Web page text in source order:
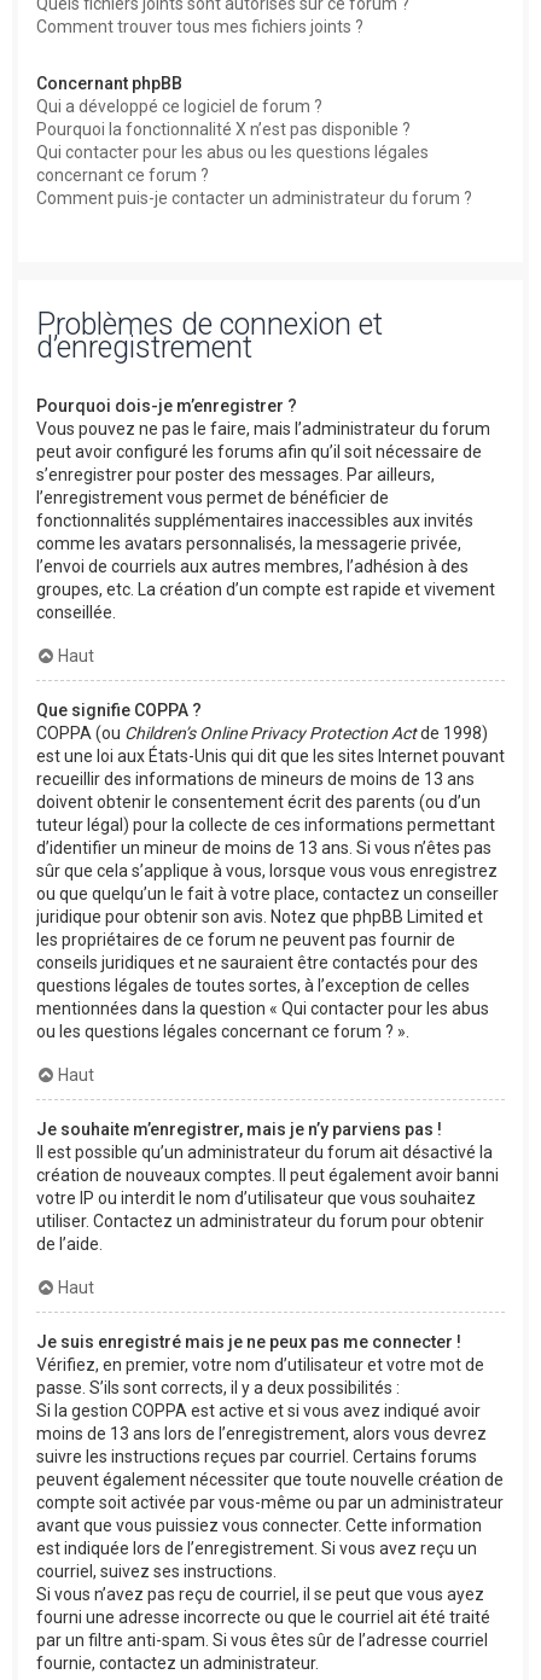
Comment trouver tous mes fichiers joints ?
Concernant phpBB
Qui a développé ce logiciel de forum ?
Pourquoi la fonctionnalité X n’est pas disponible ?
Qui contacter pour les abus ou les questions légales
concernant ce forum ?
Comment puis-je contacter un administrateur du forum ?
Problèmes de connexion et
d’enregistrement
Pourquoi dois-je m’enregistrer ?
Vous pouvez ne pas le faire, mais l’administrateur du forum
peut avoir configuré les forums afin qu’il soit nécessaire de
s’enregistrer pour poster des messages. Par ailleurs,
l’enregistrement vous permet de bénéficier de
fonctionnalités supplémentaires inaccessibles aux invités
comme les avatars personnalisés, la messagerie privée,
l’envoi de courriels aux autres membres, l’adhésion à des
groupes, etc. La création d’un compte est rapide et vivement
conseillée.
Haut
Que signifie COPPA ?
COPPA (ou Children’s Online Privacy Protection Actde 1998)
est une loi aux États-Unis qui dit que les sites Internet pouvant
recueillir des informations de mineurs de moins de 13 ans
doivent obtenir le consentement écrit des parents (ou d’un
tuteur légal) pour la collecte de ces informations permettant
d’identifier un mineur de moins de 13 ans. Si vous n’êtes pas
sûr que cela s’applique à vous, lorsque vous vous enregistrez
ou que quelqu’un le fait à votre place, contactez un conseiller
juridique pour obtenir son avis. Notez que phpBB Limited et
les propriétaires de ce forum ne peuvent pas fournir de
conseils juridiques et ne sauraient être contactés pour des
questions légales de toutes sortes, à l’exception de celles
mentionnées dans la question « Qui contacter pour les abus
ou les questions légales concernant ce forum ? ».
Haut
Je souhaite m’enregistrer, mais je n’y parviens pas !
Il est possible qu’un administrateur du forum ait désactivé la
création de nouveaux comptes. Il peut également avoir banni
votre IP ou interdit le nom d’utilisateur que vous souhaitez
utiliser. Contactez un administrateur du forum pour obtenir
de l’aide.
Haut
Je suis enregistré mais je ne peux pas me connecter !
Vérifiez, en premier, votre nom d’utilisateur et votre mot de
passe. S’ils sont corrects, il y a deux possibilités :
Si la gestion COPPA est active et si vous avez indiqué avoir
moins de 13 ans lors de l’enregistrement, alors vous devrez
suivre les instructions reçues par courriel. Certains forums
peuvent également nécessiter que toute nouvelle création de
compte soit activée par vous-même ou par un administrateur
avant que vous puissiez vous connecter. Cette information
est indiquée lors de l’enregistrement. Si vous avez reçu un
courriel, suivez ses instructions.
Si vous n’avez pas reçu de courriel, il se peut que vous ayez
fourni une adresse incorrecte ou que le courriel ait été traité
par un filtre anti-spam. Si vous êtes sûr de l’adresse courriel
fournie, contactez un administrateur.